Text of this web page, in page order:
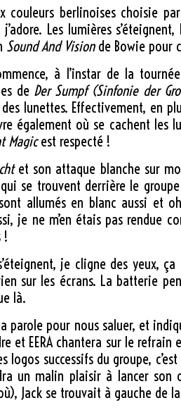
couleurs berlinoises choisie
j’adore. Les lumières
Sound And Visionde Bowie pour
à l’instar de la
de Der Sumpf (Sinfonie der
lunettes. Effectivement, en
également où se cachent les
Magicest respecté !
et son attaque blanche sur
se trouvent derrière le
allumés en blanc aussi et
je ne m’en étais pas rendue
!
je cligne des yeux,
sur les écrans. La batterie
là.
parole pour nous saluer, et
et EERA chantera sur le
logos successifs du groupe,
un malin plaisir à lancer
Jack se trouvait à gauche de